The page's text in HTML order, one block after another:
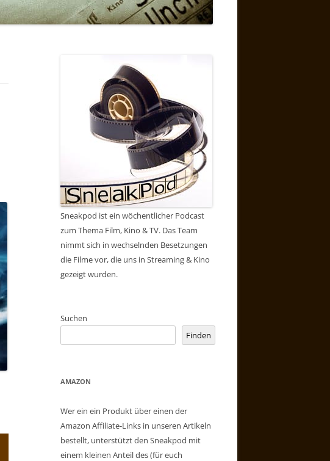
Sneakpod ist ein wöchentlicher Podcast
zum Thema Film, Kino & TV. Das Team
nimmt sich in wechselnden Besetzungen
die Filme vor, die uns in Streaming & Kino
gezeigt wurden.
Suchen
Finden
AMAZON
Wer ein ein Produkt über einen der
Amazon Affiliate-Links in unseren Artikeln
bestellt, unterstützt den Sneakpod mit
einem kleinen Anteil des (für euch